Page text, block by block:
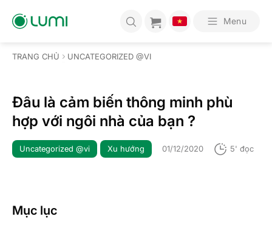
qua
Menu
TRANG CHỦ UNCATEGORIZED @VI
Đâu là cảm biến thông minh phù
hợp với ngôi nhà của bạn ?
Uncategorized @vi Xu hướng 01/12/2020 5' đọc
Mục lục